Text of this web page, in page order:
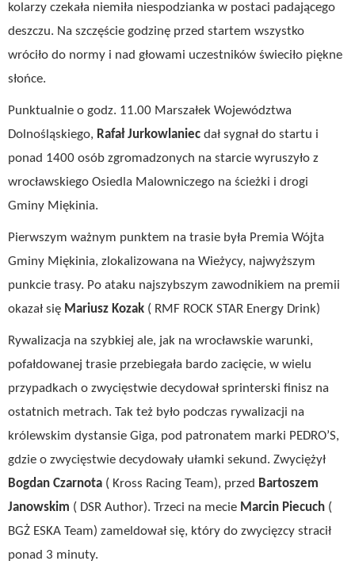
kolarzy czekała niemiła niespodzianka w postaci padającego
deszczu. Na szczęście godzinę przed startem wszystko
wróciło do normy i nad głowami uczestników świeciło piękne
słońce.
Punktualnie o godz. 11.00 Marszałek Województwa
Dolnośląskiego, Rafał Jurkowlaniec dał sygnał do startu i
ponad 1400 osób zgromadzonych na starcie wyruszyło z
wrocławskiego Osiedla Malowniczego na ścieżki i drogi
Gminy Miękinia.
Pierwszym ważnym punktem na trasie była Premia Wójta
Gminy Miękinia, zlokalizowana na Wieżycy, najwyższym
punkcie trasy. Po ataku najszybszym zawodnikiem na premii
okazał się Mariusz Kozak ( RMF ROCK STAR Energy Drink)
Rywalizacja na szybkiej ale, jak na wrocławskie warunki,
pofałdowanej trasie przebiegała bardo zacięcie, w wielu
przypadkach o zwycięstwie decydował sprinterski finisz na
ostatnich metrach. Tak też było podczas rywalizacji na
królewskim dystansie Giga, pod patronatem marki PEDRO’S,
gdzie o zwycięstwie decydowały ułamki sekund. Zwyciężył
Bogdan Czarnota ( Kross Racing Team), przed Bartoszem
Janowskim ( DSR Author). Trzeci na mecie Marcin Piecuch (
BGŻ ESKA Team) zameldował się, który do zwycięzcy stracił
ponad 3 minuty.